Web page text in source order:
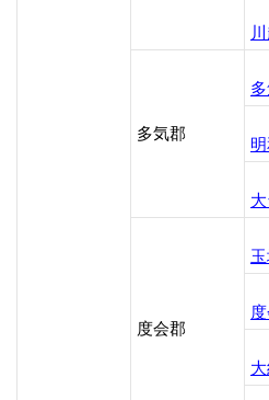
多気郡
度会郡